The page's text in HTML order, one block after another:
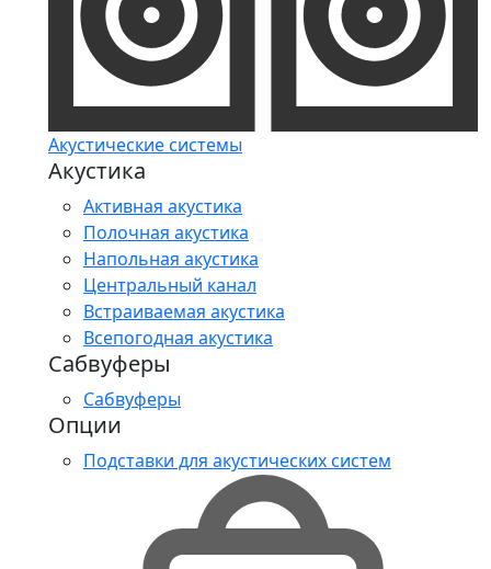
Акустические системы
Акустика
Активная акустика
Полочная акустика
Напольная акустика
Центральный канал
Встраиваемая акустика
Всепогодная акустика
Сабвуферы
Сабвуферы
Опции
Подставки для акустических систем